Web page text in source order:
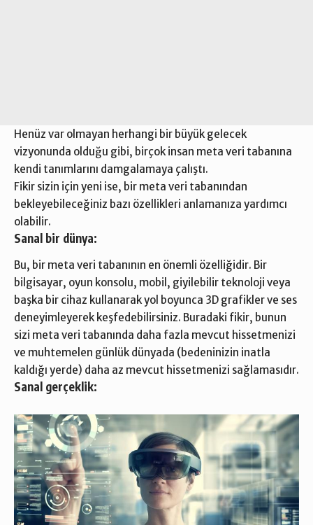
Henüz var olmayan herhangi bir büyük gelecek
vizyonunda olduğu gibi, birçok insan meta veri tabanına
kendi tanımlarını damgalamaya çalıştı.
Fikir sizin için yeni ise, bir meta veri tabanından
bekleyebileceğiniz bazı özellikleri anlamanıza yardımcı
olabilir.
Sanal bir dünya:
Bu, bir meta veri tabanının en önemli özelliğidir. Bir
bilgisayar, oyun konsolu, mobil, giyilebilir teknoloji veya
başka bir cihaz kullanarak yol boyunca 3D grafikler ve ses
deneyimleyerek keşfedebilirsiniz. Buradaki fikir, bunun
sizi meta veri tabanında daha fazla mevcut hissetmenizi
ve muhtemelen günlük dünyada (bedeninizin inatla
kaldığı yerde) daha az mevcut hissetmenizi sağlamasıdır.
Sanal gerçeklik: